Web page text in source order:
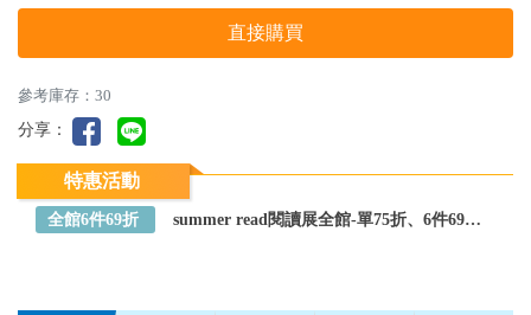
直接購買
參考庫存：30
分享：
特惠活動
全館6件69折 summer read閱讀展全館-單75折、6件69折～全館任選